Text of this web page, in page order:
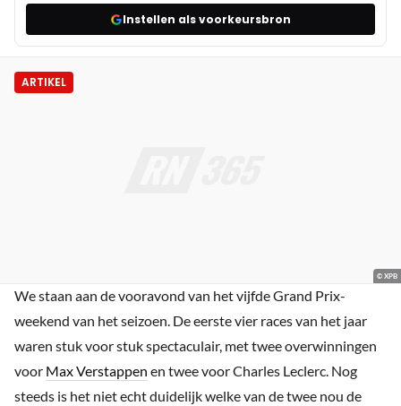
Instellen als voorkeursbron
ARTIKEL
© XPB
We staan aan de vooravond van het vijfde Grand Prix-
weekend van het seizoen. De eerste vier races van het jaar
waren stuk voor stuk spectaculair, met twee overwinningen
voor Max Verstappen en twee voor Charles Leclerc. Nog
steeds is het niet echt duidelijk welke van de twee nou de